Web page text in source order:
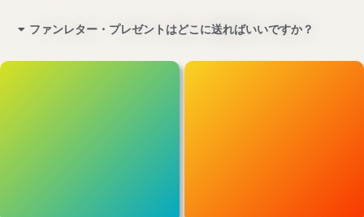
ファンレター・プレゼントはどこに送ればいいですか？